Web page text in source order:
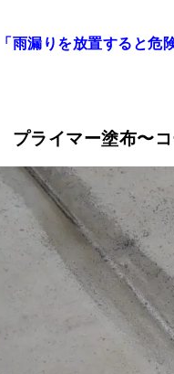
「雨漏りを放置すると危
ライマー塗布〜コ